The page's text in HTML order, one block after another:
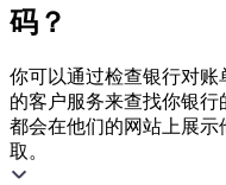
码？
你可以通过检查银行对
的客户服务来查找你银
都会在他们的网站上展
取。